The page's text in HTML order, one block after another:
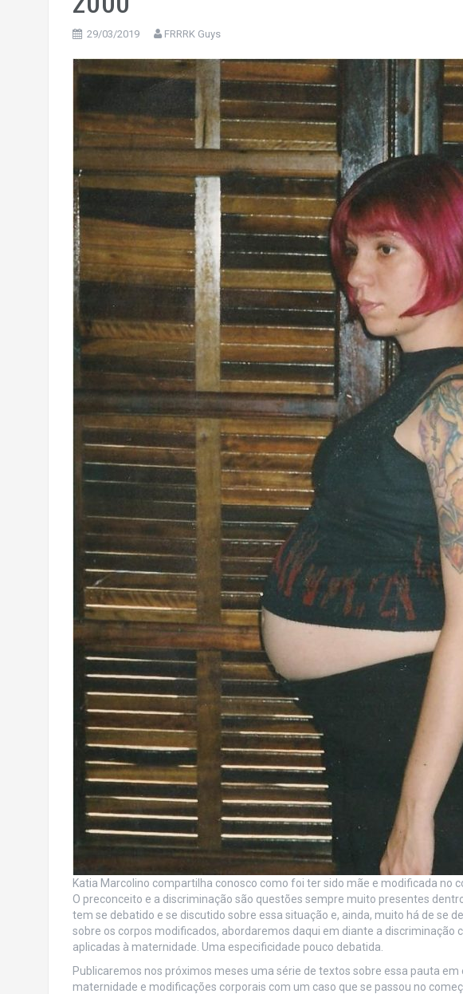
29/03/2019 FRRRK Guys
Katia Marcolino compartilha conosco como foi ter sido mãe e modificada no
O preconceito e a discriminação são questões sempre muito presentes
tem se debatido e se discutido sobre essa situação e, ainda, muito há de se
sobre os corpos modificados, abordaremos daqui em diante a discriminação
aplicadas à maternidade. Uma especificidade pouco debatida.
Publicaremos nos próximos meses uma série de textos sobre essa pauta
maternidade e modificações corporais com um caso que se passou no